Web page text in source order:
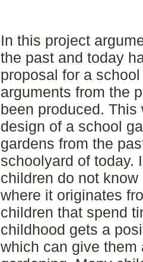
In this project
the past and today
proposal for a
arguments from the
been produced.
design of a school
gardens from the
schoolyard of today.
children do not
where it originates
children that spend
childhood gets a
which can give